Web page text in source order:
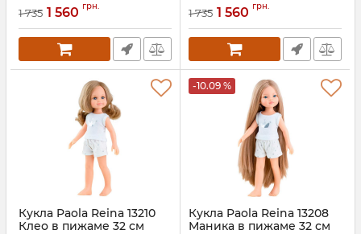
см
1 735 1 560 грн. 1 735 1 560 грн.
Кукла Paola Reina 13210
Клео в пижаме 32 см
-10.09 %
Кукла Paola Reina 13208
Маника в пижаме 32 см